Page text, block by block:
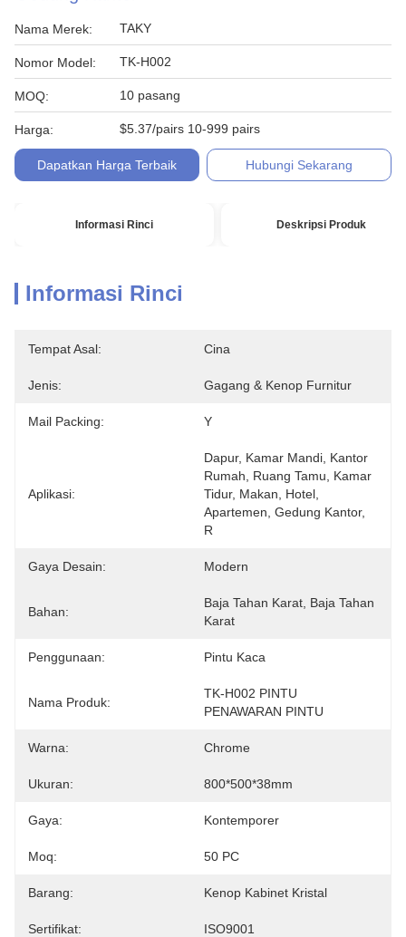
Nama Merek: TAKY
Nomor Model: TK-H002
MOQ: 10 pasang
Harga: $5.37/pairs 10-999 pairs
Dapatkan Harga Terbaik Hubungi Sekarang
Informasi Rinci Deskripsi Produk
Informasi Rinci
Tempat Asal: Cina
Jenis: Gagang & Kenop Furnitur
Mail Packing: Y
Aplikasi:
Dapur, Kamar Mandi, Kantor
Rumah, Ruang Tamu, Kamar
Tidur, Makan, Hotel,
Apartemen, Gedung Kantor,
R
Gaya Desain: Modern
Bahan:
Baja Tahan Karat, Baja Tahan
Karat
Penggunaan: Pintu Kaca
Nama Produk:
TK-H002 PINTU
PENAWARAN PINTU
Warna: Chrome
Ukuran: 800*500*38mm
Gaya: Kontemporer
Moq: 50 PC
Barang: Kenop Kabinet Kristal
Sertifikat: ISO9001